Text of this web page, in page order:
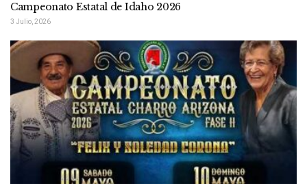
Campeonato Estatal de Idaho 2026
3 Julio, 2026